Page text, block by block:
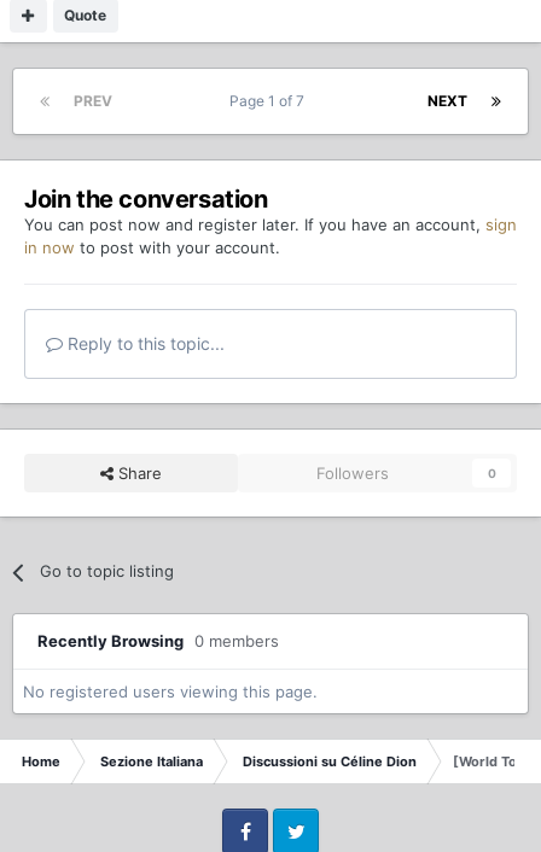
Quote
PREV NEXT
Page 1 of 7
Join the conversation
You can post now and register later. If you have an account, sign
in now to post with your account.
Reply to this topic...
Share Followers 0
Go to topic listing
Recently Browsing 0 members
No registered users viewing this page.
Home Sezione Italiana Discussioni su Céline Dion [World